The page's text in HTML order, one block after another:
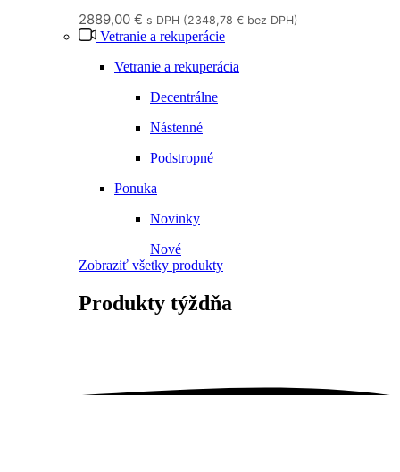
RXJ20A
2889,00 € s DPH (2348,78 € bez DPH)
Vetranie a rekuperácie
Vetranie a rekuperácia
Decentrálne
Nástenné
Podstropné
Ponuka
Novinky
Nové
Zobraziť všetky produkty
Produkty týždňa